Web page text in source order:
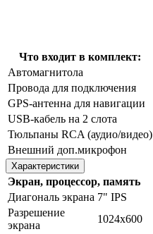
Что входит в комплект:
Автомагнитола
Провода для подключения
GPS-антенна для навигации
USB-кабель на 2 слота
Тюльпаны RCA (аудио/видео)
Внешний доп.микрофон
Характеристики
Экран, процессор, память
Диагональ экрана 7" IPS
Разрешение
экрана
1024х600